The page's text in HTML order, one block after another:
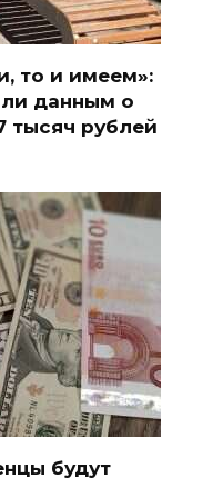
то и имеем»:
данным о
тысяч рублей
будут